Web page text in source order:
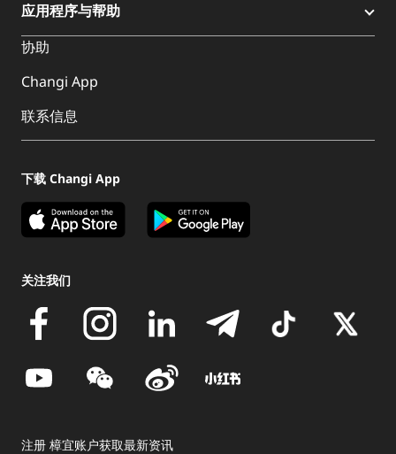
应用程序与帮助
协助
Changi App
联系信息
下载 Changi App
关注我们
注册 樟宜账户获取最新资讯